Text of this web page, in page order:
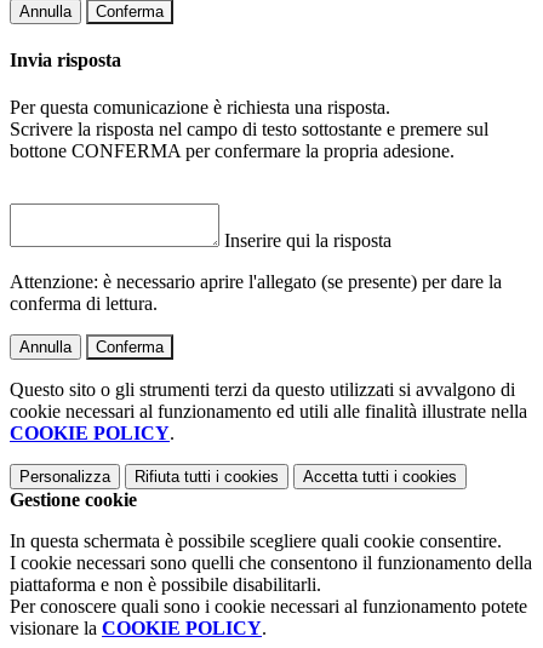
Annulla Conferma
Invia risposta
Per questa comunicazione è richiesta una risposta.
Scrivere la risposta nel campo di testo sottostante e premere sul
bottone CONFERMA per confermare la propria adesione.
Inserire qui la risposta
Attenzione: è necessario aprire l'allegato (se presente) per dare la
conferma di lettura.
Annulla Conferma
Questo sito o gli strumenti terzi da questo utilizzati si avvalgono di
cookie necessari al funzionamento ed utili alle finalità illustrate nella
COOKIE POLICY.
Personalizza Rifiuta tutti i cookies Accetta tutti i cookies
Gestione cookie
In questa schermata è possibile scegliere quali cookie consentire.
I cookie necessari sono quelli che consentono il funzionamento della
piattaforma e non è possibile disabilitarli.
Per conoscere quali sono i cookie necessari al funzionamento potete
visionare la COOKIE POLICY.